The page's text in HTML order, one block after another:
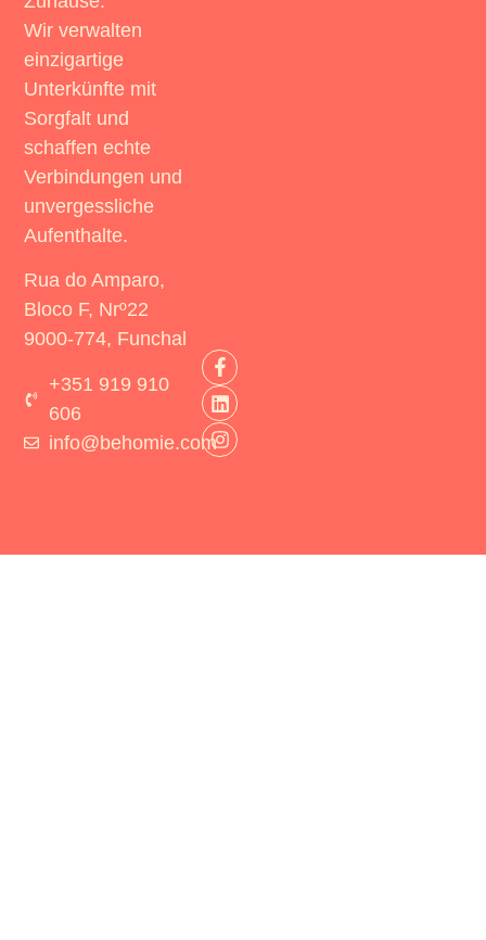
Wir verwalten
einzigartige
Unterkünfte mit
Sorgfalt und
schaffen echte
Verbindungen und
unvergessliche
Aufenthalte.
Rua do Amparo,
Bloco F, Nrº22
9000-774, Funchal
+351 919 910
606
info@behomie.com